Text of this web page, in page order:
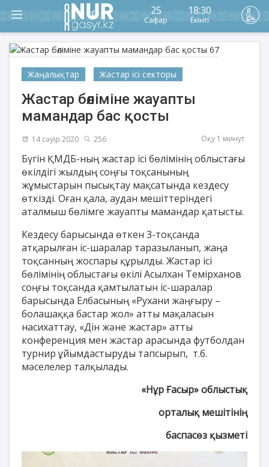
25
Сафар
18:30
Екінті
Жаңалықтар Жастар ісі секторы
Жастар бөліміне жауапты
мамандар бас қосты
14 сәуір 2020 256 Оқу 1 минут
Бүгін ҚМДБ-ның жастар ісі бөлімінің облыстағы
өкілдігі жылдың соңғы тоқсанының
жұмыстарын пысықтау мақсатында кездесу
өткізді. Оған қала, аудан мешіттеріндегі
аталмыш бөлімге жауапты мамандар қатысты.
Кездесу барысында өткен 3-тоқсанда
атқарылған іс-шаралар таразыланып, жаңа
тоқсанның жоспары құрылды. Жастар ісі
бөлімінің облыстағы өкілі Асылхан Темірханов
соңғы тоқсанда қамтылатын іс-шаралар
барысында Елбасының «Рухани жаңғыру –
болашаққа бастар жол» атты мақаласын
насихаттау, «Дін және жастар» атты
конференция мен жастар арасында футболдан
турнир ұйымдастыруды тапсырып, т.б.
мәселелер талқылады.
«Нұр Ғасыр» облыстық
орталық мешітінің
баспасөз қызметі